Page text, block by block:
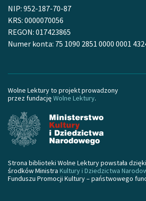
NIP: 952-187-70-87
KRS: 0000070056
REGON: 017423865
Numer konta: 75 1090 2851 0000 0001
Wolne Lektury to projekt prowadzony
przez fundację Wolne Lektury.
Strona biblioteki Wolne Lektury powstała
środków Ministra Kultury i Dziedzictwa
Funduszu Promocji Kultury – państwowego